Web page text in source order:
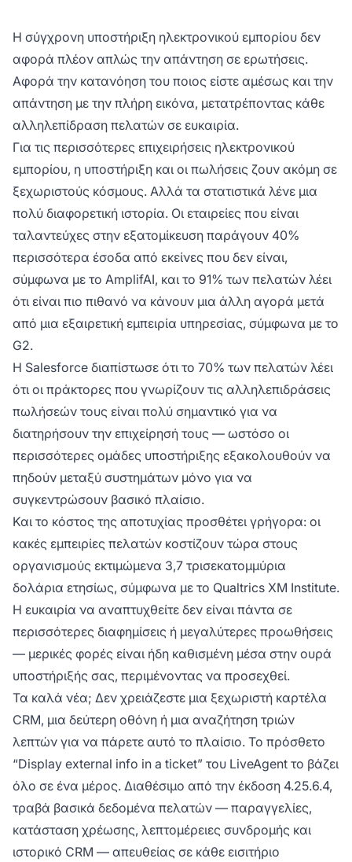
Η σύγχρονη υποστήριξη ηλεκτρονικού εμπορίου δεν
αφορά πλέον απλώς την απάντηση σε ερωτήσεις.
Αφορά την κατανόηση του ποιος είστε αμέσως και την
απάντηση με την πλήρη εικόνα, μετατρέποντας κάθε
αλληλεπίδραση πελατών σε ευκαιρία.
Για τις περισσότερες επιχειρήσεις ηλεκτρονικού
εμπορίου, η υποστήριξη και οι πωλήσεις ζουν ακόμη σε
ξεχωριστούς κόσμους. Αλλά τα στατιστικά λένε μια
πολύ διαφορετική ιστορία. Οι εταιρείες που είναι
ταλαντεύχες στην εξατομίκευση παράγουν 40%
περισσότερα έσοδα από εκείνες που δεν είναι,
σύμφωνα με το AmplifAI, και το 91% των πελατών λέει
ότι είναι πιο πιθανό να κάνουν μια άλλη αγορά μετά
από μια εξαιρετική εμπειρία υπηρεσίας, σύμφωνα με το
G2.
Η Salesforce διαπίστωσε ότι το 70% των πελατών λέει
ότι οι πράκτορες που γνωρίζουν τις αλληλεπιδράσεις
πωλήσεών τους είναι πολύ σημαντικό για να
διατηρήσουν την επιχείρησή τους — ωστόσο οι
περισσότερες ομάδες υποστήριξης εξακολουθούν να
πηδούν μεταξύ συστημάτων μόνο για να
συγκεντρώσουν βασικό πλαίσιο.
Και το κόστος της αποτυχίας προσθέτει γρήγορα: οι
κακές εμπειρίες πελατών κοστίζουν τώρα στους
οργανισμούς εκτιμώμενα 3,7 τρισεκατομμύρια
δολάρια ετησίως, σύμφωνα με το Qualtrics XM Institute.
Η ευκαιρία να αναπτυχθείτε δεν είναι πάντα σε
περισσότερες διαφημίσεις ή μεγαλύτερες προωθήσεις
— μερικές φορές είναι ήδη καθισμένη μέσα στην ουρά
υποστήριξής σας, περιμένοντας να προσεχθεί.
Τα καλά νέα; Δεν χρειάζεστε μια ξεχωριστή καρτέλα
CRM, μια δεύτερη οθόνη ή μια αναζήτηση τριών
λεπτών για να πάρετε αυτό το πλαίσιο. Το πρόσθετο
“Display external info in a ticket” του LiveAgent το βάζει
όλο σε ένα μέρος. Διαθέσιμο από την έκδοση 4.25.6.4,
τραβά βασικά δεδομένα πελατών — παραγγελίες,
κατάσταση χρέωσης, λεπτομέρειες συνδρομής και
ιστορικό CRM — απευθείας σε κάθε εισιτήριο